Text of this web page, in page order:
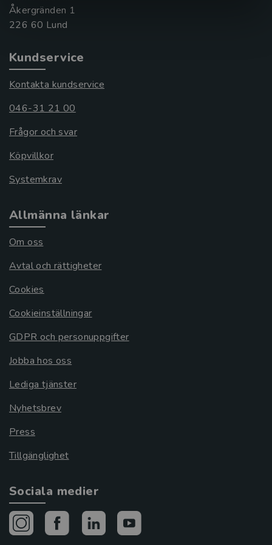
Åkergränden 1
Kundservice
Kontakta kundservice
046-31 21 00
Frågor och svar
Köpvillkor
Systemkrav
Allmänna länkar
Om oss
Avtal och rättigheter
Cookies
Cookieinställningar
GDPR och personuppgifter
Jobba hos oss
Lediga tjänster
Nyhetsbrev
Press
Tillgänglighet
Sociala medier